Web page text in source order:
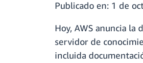
Publicado en: 1 de
Hoy, AWS anuncia
servidor de
incluida